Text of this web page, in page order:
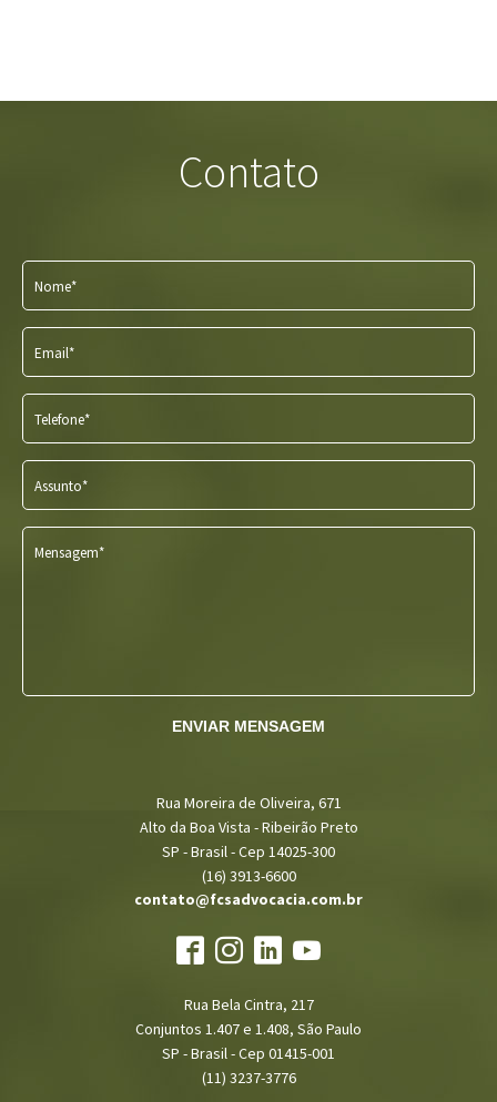
Contato
Rua Moreira de Oliveira, 671
Alto da Boa Vista - Ribeirão Preto
SP - Brasil - Cep 14025-300
(16) 3913-6600
contato@fcsadvocacia.com.br
Rua Bela Cintra, 217
Conjuntos 1.407 e 1.408, São Paulo
SP - Brasil - Cep 01415-001
(11) 3237-3776
Nome*
Email*
Telefone*
Assunto*
Mensagem*
ENVIAR MENSAGEM